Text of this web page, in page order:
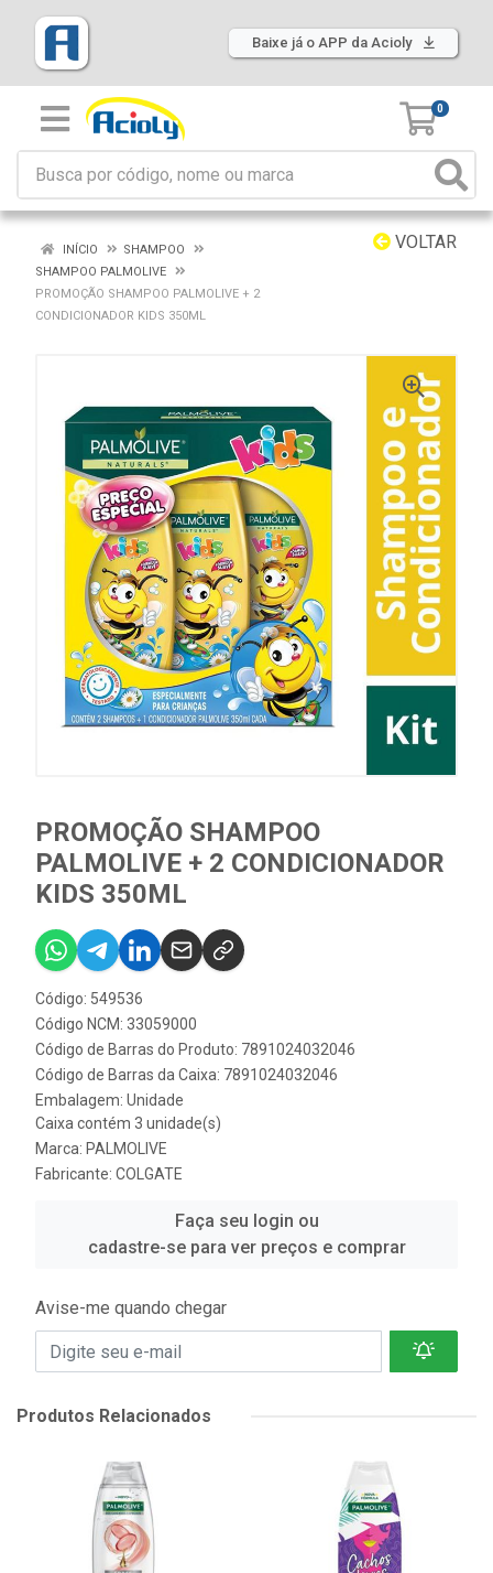
Baixe já o APP da Acioly
0
VOLTAR
INÍCIO
SHAMPOO
SHAMPOO PALMOLIVE
PROMOÇÃO SHAMPOO PALMOLIVE + 2
CONDICIONADOR KIDS 350ML
PROMOÇÃO SHAMPOO
PALMOLIVE + 2 CONDICIONADOR
KIDS 350ML
Código: 549536
Código NCM: 33059000
Código de Barras do Produto: 7891024032046
Código de Barras da Caixa: 7891024032046
Embalagem: Unidade
Caixa contém 3 unidade(s)
Marca: PALMOLIVE
Fabricante: COLGATE
Faça seu login ou
cadastre-se para ver preços e comprar
Avise-me quando chegar
Produtos Relacionados